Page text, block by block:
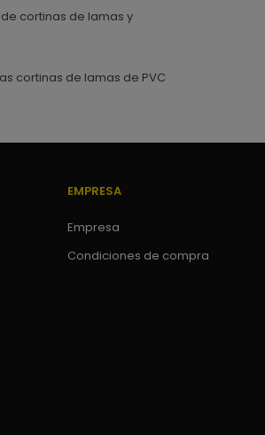
cortinas de lamas y
cortinas de lamas de PVC
EMPRESA
Empresa
Condiciones de compra